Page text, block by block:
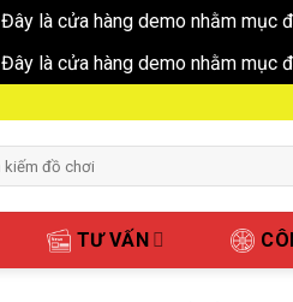
Đây là cửa hàng demo nhằm mục
Đây là cửa hàng demo nhằm mục
TƯ VẤN